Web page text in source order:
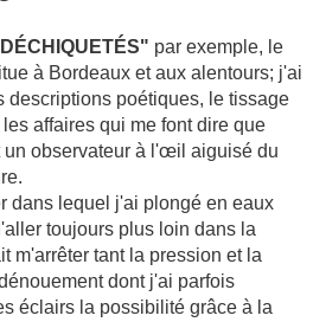
par exemple, le
à Bordeaux et aux alentours; j'ai
descriptions poétiques, le tissage
affaires qui me font dire que
un observateur à l'œil aiguisé du
dans lequel j'ai plongé en eaux
toujours plus loin dans la
m'arrêter tant la pression et la
dont j'ai parfois
éclairs la possibilité grâce à la